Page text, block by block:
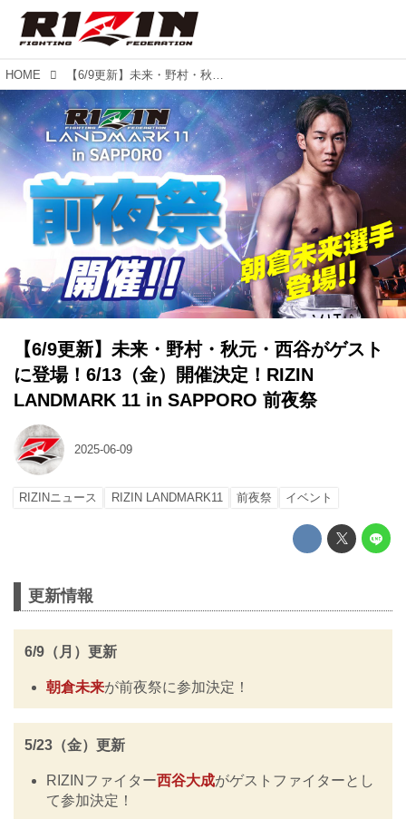
HOME 【6/9更新】未来・野村・秋元・西谷がゲストに登場！6/13（金）開催決定！RIZIN LANDMARK 11 in SAPPORO 前夜祭
【6/9更新】未来・野村・秋元・西谷がゲスト
に登場！6/13（金）開催決定！RIZIN
LANDMARK 11 in SAPPORO 前夜祭
2025-06-09
RIZINニュース RIZIN LANDMARK11 前夜祭 イベント
更新情報
6/9（月）更新
朝倉未来が前夜祭に参加決定！
5/23（金）更新
RIZINファイター西谷大成がゲストファイターとし
て参加決定！